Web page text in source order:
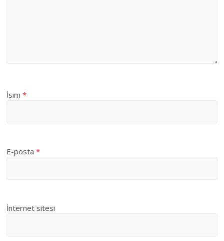
İsim*
E-posta*
İnternet sitesi